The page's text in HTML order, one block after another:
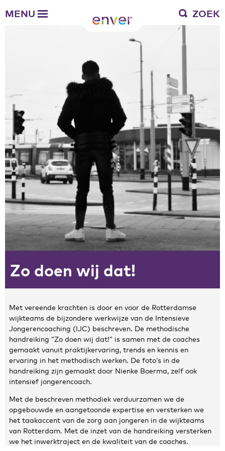
MENU ZOEK
Waar we voor staan
Werken bij Enver
Vacatures
Stages
Enver als werkgever
Vrienden van Enver
Onze vrienden
Werkwijze
Nieuws
Contactgegevens
Zakelijke gegevens
Algemeen
Nieuws
Persoonlijke informatie en privacy
Privacyverklaring website
Klachtenregeling
Disclaimer
Contact
Zo doen wij dat!
Met vereende krachten is door en voor de Rotterdamse
wijkteams de bijzondere werkwijze van de Intensieve
Jongerencoaching (IJC) beschreven. De methodische
handreiking “Zo doen wij dat!” is samen met de coaches
gemaakt vanuit praktijkervaring, trends en kennis en
ervaring in het methodisch werken. De foto’s in de
handreiking zijn gemaakt door Nienke Boerma, zelf ook
intensief jongerencoach.
Met de beschreven methodiek verduurzamen we de
opgebouwde en aangetoonde expertise en versterken we
het taakaccent van de zorg aan jongeren in de wijkteams
van Rotterdam. Met de inzet van de handreiking versterken
we het inwerktraject en de kwaliteit van de coaches.